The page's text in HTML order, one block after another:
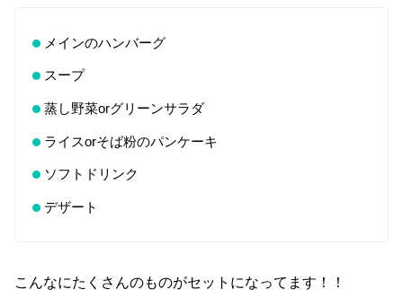
メインのハンバーグ
スープ
蒸し野菜orグリーンサラダ
ライスorそば粉のパンケーキ
ソフトドリンク
デザート
こんなにたくさんのものがセットになってます！！